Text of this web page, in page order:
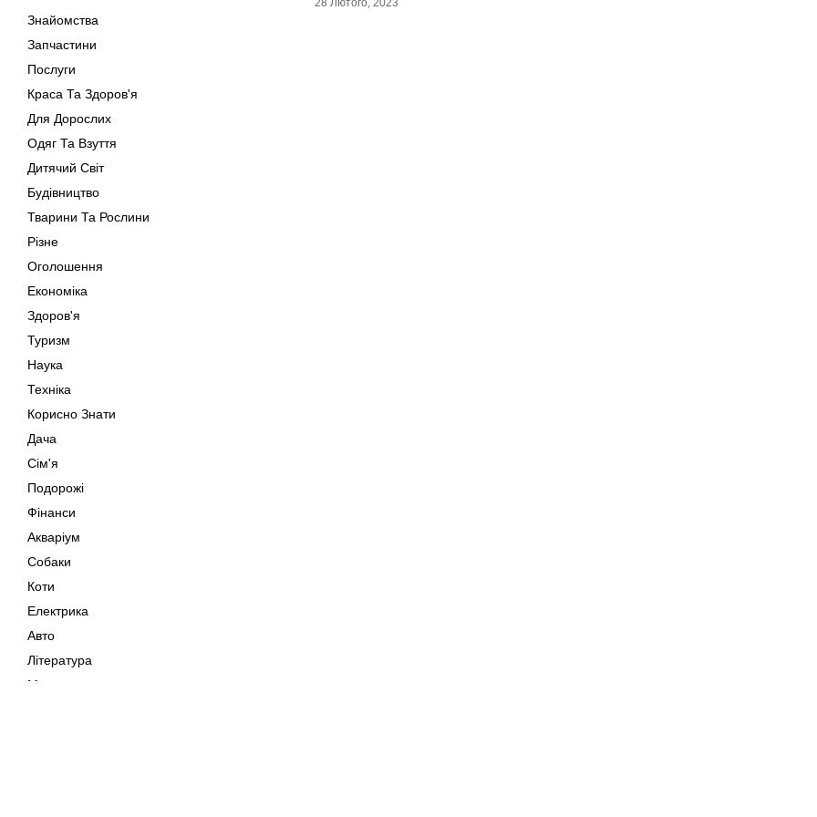
Знайомства
Запчастини
Послуги
Краса Та Здоров'я
Для Дорослих
Одяг Та Взуття
Дитячий Світ
Будівництво
Тварини Та Рослини
Різне
Оголошення
Економіка
Здоров'я
Туризм
Наука
Техніка
Корисно Знати
Дача
Сім'я
Подорожі
Фінанси
Акваріум
Собаки
Коти
Електрика
Авто
Література
Музика
28 Лютого, 2023